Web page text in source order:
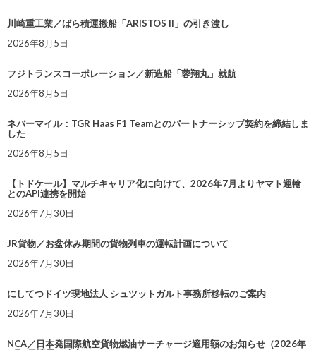
川崎重工業／ばら積運搬船「ARISTOS II」の引き渡し
2026年8月5日
フジトランスコーポレーション／新造船「蓉翔丸」就航
2026年8月5日
ネバーマイル：TGR Haas F1 Teamとのパートナーシップ契約を締結しま
した
2026年8月5日
【トドケール】マルチキャリア化に向けて、2026年7月よりヤマト運輸
とのAPI連携を開始
2026年7月30日
JR貨物／お盆休み期間の貨物列車の運転計画について
2026年7月30日
にしてつドイツ現地法人 シュツットガルト事務所移転のご案内
2026年7月30日
NCA／日本発国際航空貨物燃油サーチャージ適用額のお知らせ（2026年